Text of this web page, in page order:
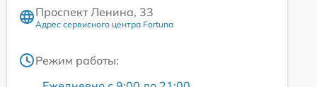
Проспект Ленина, 33
Адрес сервисного центра Fortuna
Режим работы: